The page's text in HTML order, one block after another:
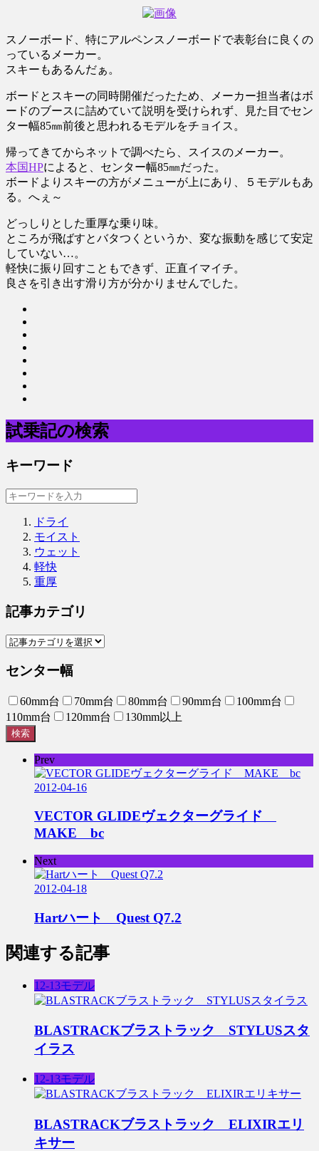
スノーボード、特にアルペンスノーボードで表彰台に良くの
っているメーカー。
スキーもあるんだぁ。
ボードとスキーの同時開催だったため、メーカー担当者はボ
ードのブースに詰めていて説明を受けられず、見た目でセン
ター幅85㎜前後と思われるモデルをチョイス。
帰ってきてからネットで調べたら、スイスのメーカー。
本国HPによると、センター幅85㎜だった。
ボードよりスキーの方がメニューが上にあり、５モデルもあ
る。へぇ～
どっしりとした重厚な乗り味。
ところが飛ばすとバタつくというか、変な振動を感じて安定
していない…。
軽快に振り回すこともできず、正直イマイチ。
良さを引き出す滑り方が分かりませんでした。
試乗記の検索
キーワード
ドライ
モイスト
ウェット
軽快
重厚
記事カテゴリ
センター幅
60mm台 70mm台 80mm台 90mm台
100mm台
110mm台
120mm台 130mm以上
検索
Prev
2012-04-16
VECTOR GLIDEヴェクターグライド
MAKE bc
Next
2012-04-18
Hartハート Quest Q7.2
関連する記事
12-13モデル
BLASTRACKブラストラック STYLUSスタ
イラス
12-13モデル
BLASTRACKブラストラック ELIXIRエリ
キサー